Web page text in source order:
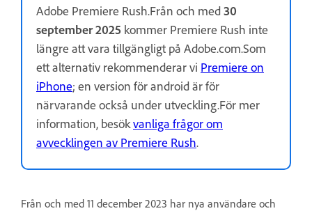
Adobe Premiere Rush.Från och med30
september 2025 kommer Premiere Rush inte
längre att vara tillgängligt på Adobe.com.Som
ett alternativ rekommenderar vi Premiere on
iPhone; en version för android är för
närvarande också under utveckling.För mer
information, besökvanliga frågor om
avvecklingen av Premiere Rush.
Från och med 11 december 2023 har nya användare och